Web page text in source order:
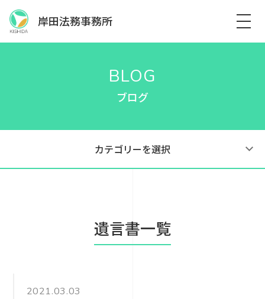
岸田法務事務所
BLOG
ブログ
カテゴリーを選択
遺言書一覧
2021.03.03